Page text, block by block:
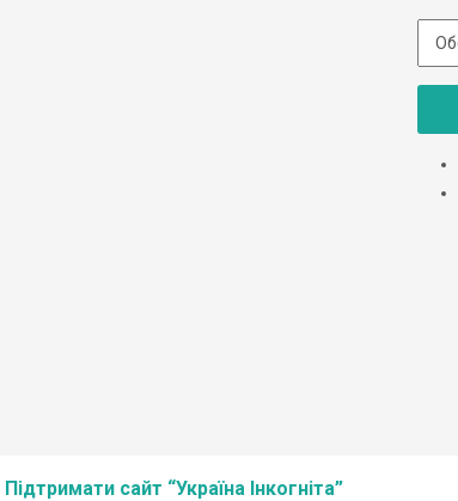
Підтримати сайт “Україна Інкогніта”